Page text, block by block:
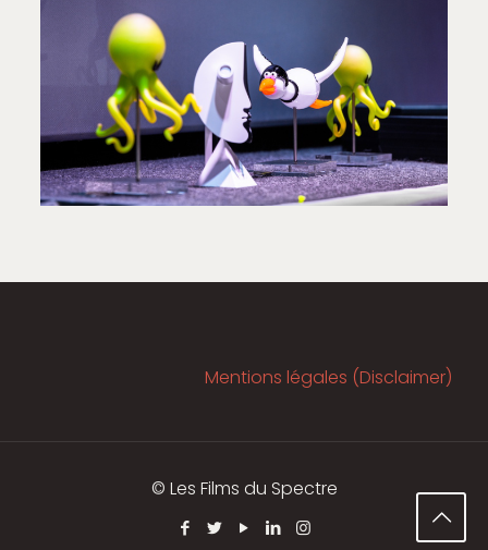
Mentions légales (Disclaimer)
© Les Films du Spectre